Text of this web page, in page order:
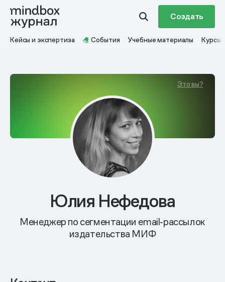
Создать
Кейсы и экспертиза События Учебные материалы Курсы
Это вы?
Юлия Нефедова
Менеджер по сегментации email‑рассылок
издательства МИФ